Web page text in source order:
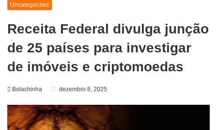
Uncategorized
Receita Federal divulga junção
de 25 países para investigar
de imóveis e criptomoedas
Bolachinha dezembro 8, 2025